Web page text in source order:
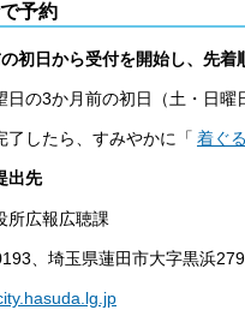
予約
初日から受付を開始し、先着
日の3か月前の初日（土・日
了したら、すみやかに「 着ぐ
出先
所広報広聴課
、埼玉県蓮田市大字黒浜